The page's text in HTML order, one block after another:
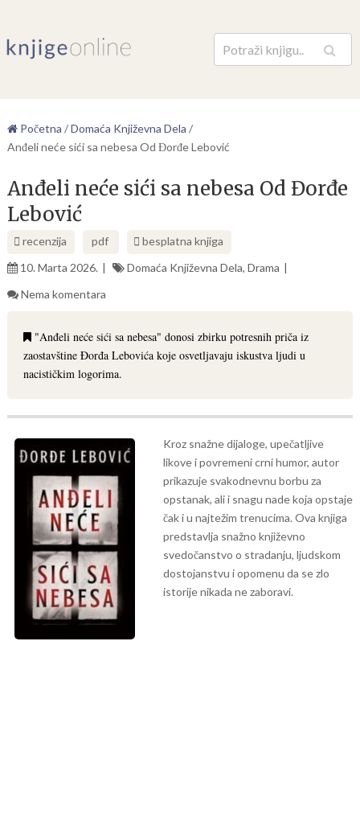
Pretraga
Početna /Domaća Književna Dela /
Anđeli neće sići sa nebesa Od Đorđe Lebović
Anđeli neće sići sa nebesa Od Đorđe
Lebović
recenzija pdf
besplatna knjiga
10. Marta 2026.
Domaća Književna Dela, Drama
Nema komentara
"Anđeli neće sići sa nebesa" donosi zbirku potresnih priča iz
zaostavštine Đorđa Lebovića koje osvetljavaju iskustva ljudi u
nacističkim logorima.
Kroz snažne dijaloge, upečatljive
likove i povremeni crni humor, autor
prikazuje svakodnevnu borbu za
opstanak, ali i snagu nade koja opstaje
čak i u najtežim trenucima. Ova knjiga
predstavlja snažno književno
svedočanstvo o stradanju, ljudskom
dostojanstvu i opomenu da se zlo
istorije nikada ne zaboravi.